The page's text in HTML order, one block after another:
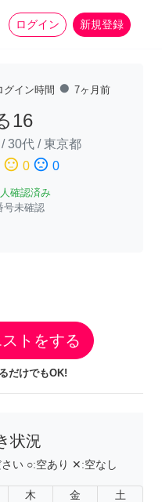
ログイン 新規登録
家事 more_horiz
グイン時間 fiber_manual_record 7ヶ月前
16
/30代 /東京都
sentiment_neutral 0 sentiment_dissatisfied 0
確認済み
号未確認
トをする
だけでもOK!
状況
い ○:空あり ✕:空なし
木 金 土